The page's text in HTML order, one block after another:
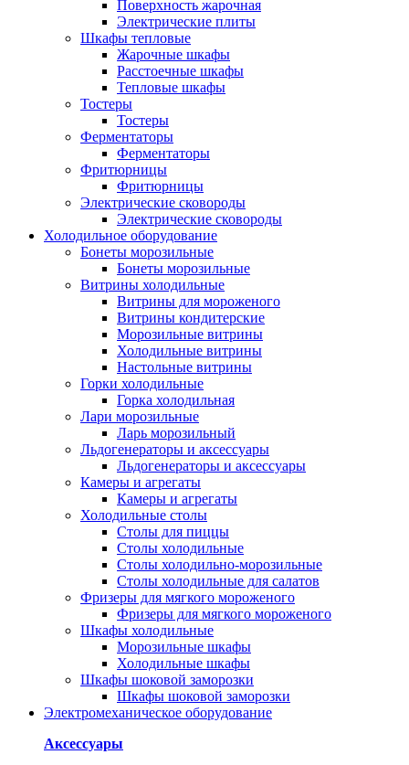
Поверхность жарочная
Электрические плиты
Шкафы тепловые
Жарочные шкафы
Расстоечные шкафы
Тепловые шкафы
Тостеры
Тостеры
Ферментаторы
Ферментаторы
Фритюрницы
Фритюрницы
Электрические сковороды
Электрические сковороды
Холодильное оборудование
Бонеты морозильные
Бонеты морозильные
Витрины холодильные
Витрины для мороженого
Витрины кондитерские
Морозильные витрины
Холодильные витрины
Настольные витрины
Горки холодильные
Горка холодильная
Лари морозильные
Ларь морозильный
Льдогенераторы и аксессуары
Льдогенераторы и аксессуары
Камеры и агрегаты
Камеры и агрегаты
Холодильные столы
Столы для пиццы
Столы холодильные
Столы холодильно-морозильные
Столы холодильные для салатов
Фризеры для мягкого мороженого
Фризеры для мягкого мороженого
Шкафы холодильные
Mорозильные шкафы
Холодильные шкафы
Шкафы шоковой заморозки
Шкафы шоковой заморозки
Электромеханическое оборудование
Аксессуары